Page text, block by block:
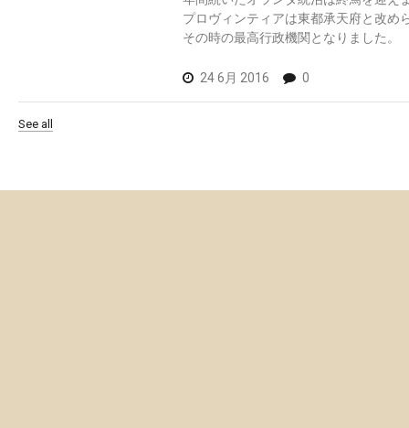
プロヴィンティアは東都承天府と改め
その時の最高行政機関となりました。
24 6月 2016 0
See all